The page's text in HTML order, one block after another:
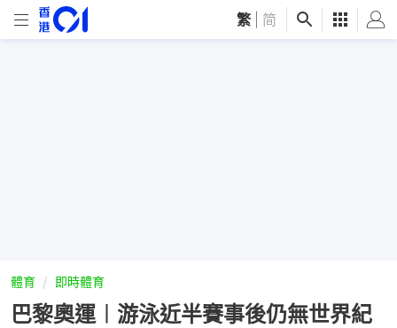
繁 简
體育 即時體育
巴黎奧運︱游泳近半賽事後仍無世界紀